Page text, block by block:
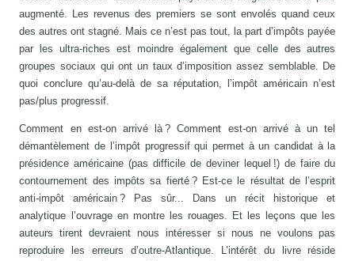
augmenté. Les revenus des premiers se sont envolés quand ceux
des autres ont stagné. Mais ce n’est pas tout, la part d’impôts payée
par les ultra-riches est moindre également que celle des autres
groupes sociaux qui ont un taux d’imposition assez semblable. De
quoi conclure qu’au-delà de sa réputation, l’impôt américain n’est
pas/plus progressif.
Comment en est-on arrivé là ? Comment est-on arrivé à un tel
démantèlement de l’impôt progressif qui permet à un candidat à la
présidence américaine (pas difficile de deviner lequel !) de faire du
contournement des impôts sa fierté ? Est-ce le résultat de l’esprit
anti-impôt américain ? Pas sûr... Dans un récit historique et
analytique l’ouvrage en montre les rouages. Et les leçons que les
auteurs tirent devraient nous intéresser si nous ne voulons pas
reproduire les erreurs d’outre-Atlantique. L’intérêt du livre réside